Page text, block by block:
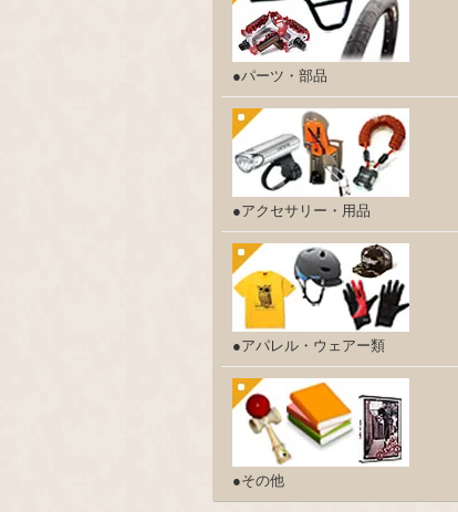
●パーツ・部品
●アクセサリー・用品
●アパレル・ウェアー類
●その他